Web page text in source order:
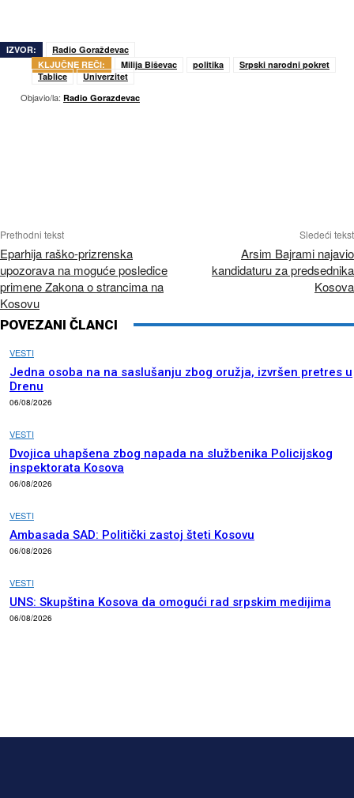
IZVOR:
Radio Goraždevac
KLJUČNE REČI:
Milija Biševac politika
Srpski narodni pokret
Tablice
Univerzitet
Objavio/la: Radio Gorazdevac
Prethodni tekst
Eparhija raško-prizrenska
upozorava na moguće posledice
primene Zakona o strancima na
Kosovu
Sledeći tekst
Arsim Bajrami najavio
kandidaturu za predsednika
Kosova
POVEZANI ČLANCI
VESTI
Jedna osoba na na saslušanju zbog oružja, izvršen pretres u
Drenu
06/08/2026
VESTI
Dvojica uhapšena zbog napada na službenika Policijskog
inspektorata Kosova
06/08/2026
VESTI
Ambasada SAD: Politički zastoj šteti Kosovu
06/08/2026
VESTI
UNS: Skupština Kosova da omogući rad srpskim medijima
06/08/2026